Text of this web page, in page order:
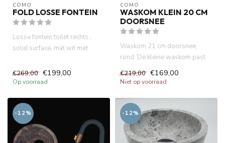
COMO
FOLD LOSSE FONTEIN
Losse fontein toilet rechts ,
solid surface, mat wit met
€269,00 €199,00
Op voorraad
COMO
WASKOM KLEIN 20 CM
DOORSNEE
Waskom 21 cm doorsnee,
rond. De kleine waskom past
€219,00 €169,00
Niet op voorraad
-12% -12%